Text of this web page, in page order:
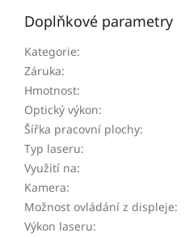
Doplňkové parametry
Kategorie:
Záruka:
Hmotnost:
Optický výkon:
Šířka pracovní plochy:
Typ laseru:
Využití na:
Kamera:
Možnost ovládání z displeje:
Výkon laseru: